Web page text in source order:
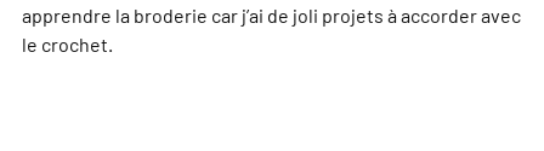
apprendre la broderie car j’ai de joli projets à accorder avec
le crochet.